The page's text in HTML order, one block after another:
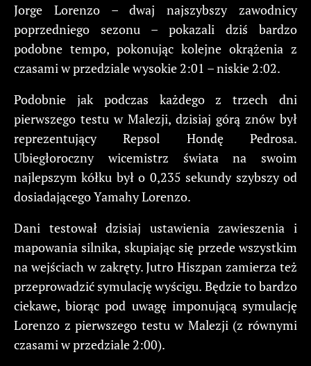
Jorge Lorenzo – dwaj najszybszy zawodnicy
poprzedniego sezonu – pokazali dziś bardzo
podobne tempo, pokonując kolejne okrążenia z
czasami w przedziale wysokie 2:01 – niskie 2:02.
Podobnie jak podczas każdego z trzech dni
pierwszego testu w Malezji, dzisiaj górą znów był
reprezentujący Repsol Hondę Pedrosa.
Ubiegłoroczny wicemistrz świata na swoim
najlepszym kółku był o 0,235 sekundy szybszy od
dosiadającego Yamahy Lorenzo.
Dani testował dzisiaj ustawienia zawieszenia i
mapowania silnika, skupiając się przede wszystkim
na wejściach w zakręty. Jutro Hiszpan zamierza też
przeprowadzić symulację wyścigu. Będzie to bardzo
ciekawe, biorąc pod uwagę imponującą symulację
Lorenzo z pierwszego testu w Malezji (z równymi
czasami w przedziale 2:00).